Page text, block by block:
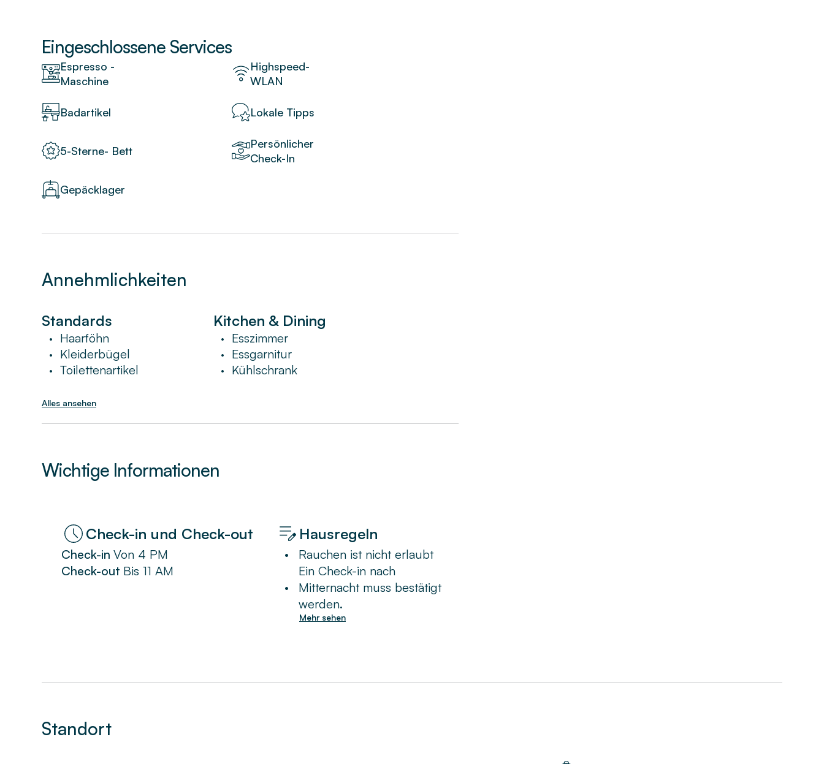
und einladenden Pariser Rückzugsort.
Eingeschlossene Services
Espresso -
Maschine
Highspeed-
WLAN
Badartikel Lokale Tipps
5-Sterne- Bett
Persönlicher
Check-In
Gepäcklager
Annehmlichkeiten
Standards
• Haarföhn
• Kleiderbügel
• Toilettenartikel
Kitchen & Dining
• Esszimmer
• Essgarnitur
• Kühlschrank
Alles ansehen
Wichtige Informationen
Check-in und Check-out
Check-in Von 4 PM
Check-out Bis 11 AM
Hausregeln
• Rauchen ist nicht erlaubt
•
Ein Check-in nach
Mitternacht muss bestätigt
werden.
Mehr sehen
Standort